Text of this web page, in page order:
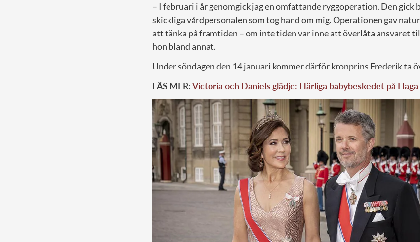
– I februari i år genomgick jag en omfattande ryggoperation. Den gick
skickliga vårdpersonalen som tog hand om mig. Operationen gav
att tänka på framtiden – om inte tiden var inne att överlåta ansvaret
hon bland annat.
Under söndagen den 14 januari kommer därför kronprins Frederik ta
LÄS MER:Victoria och Daniels glädje: Härliga babybeskedet på Haga